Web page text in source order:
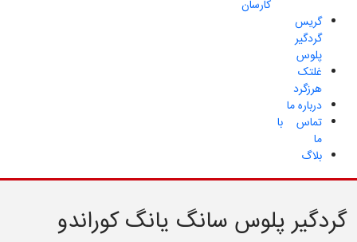
کارسان
گریس
گردگیر
پلوس
غلتک
هرزگرد
درباره ما
تماس با
ما
بلاگ
گردگیر پلوس سانگ یانگ کوراندو